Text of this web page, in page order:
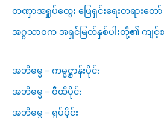
တဏှာအရှုပ်ထွေး ဖြေရှင်းရေးတရားတော်
အဂ္ဂသာဝက အရှင်မြတ်နှစ်ပါးတို့၏ ကျင့်
အဘိဓမ္မ – ကမ္မဋ္ဌာန်းပိုင်း
အဘိဓမ္မ – ဝီထိပိုင်း
အဘိဓမ္မ – ရုပ်ပိုင်း